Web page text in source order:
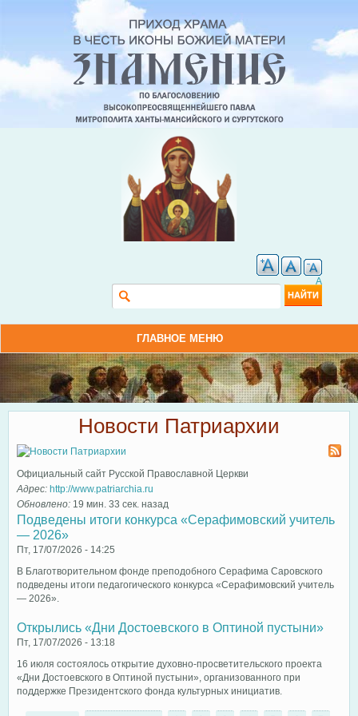
A
Форма поиска
ГЛАВНОЕ МЕНЮ
Новости Патриархии
Официальный сайт Русской Православной Церкви
Адрес: http://www.patriarchia.ru
Обновлено: 19 мин. 33 сек. назад
Подведены итоги конкурса «Серафимовский учитель
— 2026»
Пт, 17/07/2026 - 14:25
В Благотворительном фонде преподобного Серафима Саровского
подведены итоги педагогического конкурса «Серафимовский учитель
— 2026».
Открылись «Дни Достоевского в Оптиной пустыни»
Пт, 17/07/2026 - 13:18
16 июля состоялось открытие духовно-просветительского проекта
«Дни Достоевского в Оптиной пустыни», организованного при
поддержке Президентского фонда культурных инициатив.